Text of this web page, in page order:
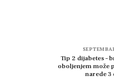
Tip 2 dijabetes –
oboljenjem može
narede 3